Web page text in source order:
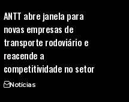
ANTT abre janela para
novas empresas de
transporte rodoviário e
reacende a
competitividade no setor
Notícias